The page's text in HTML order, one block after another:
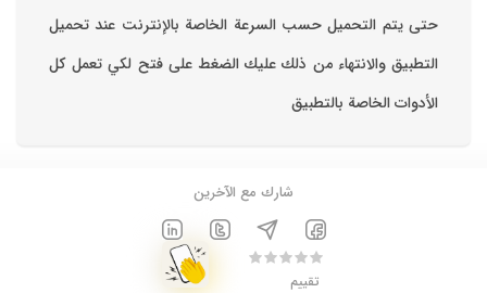
حتى يتم التحميل حسب السرعة الخاصة بالإنترنت ‏عند تحميل
التطبيق والانتهاء من ذلك عليك الضغط على فتح لكي تعمل كل
الأدوات الخاصة بالتطبيق
شارك مع الآخرين
تقييم